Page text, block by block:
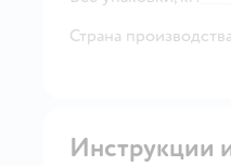
Страна
Инструкции